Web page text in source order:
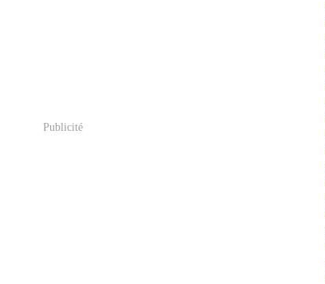
Publicité